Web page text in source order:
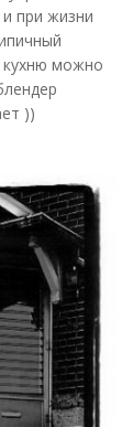
при жизни
кухню можно
))